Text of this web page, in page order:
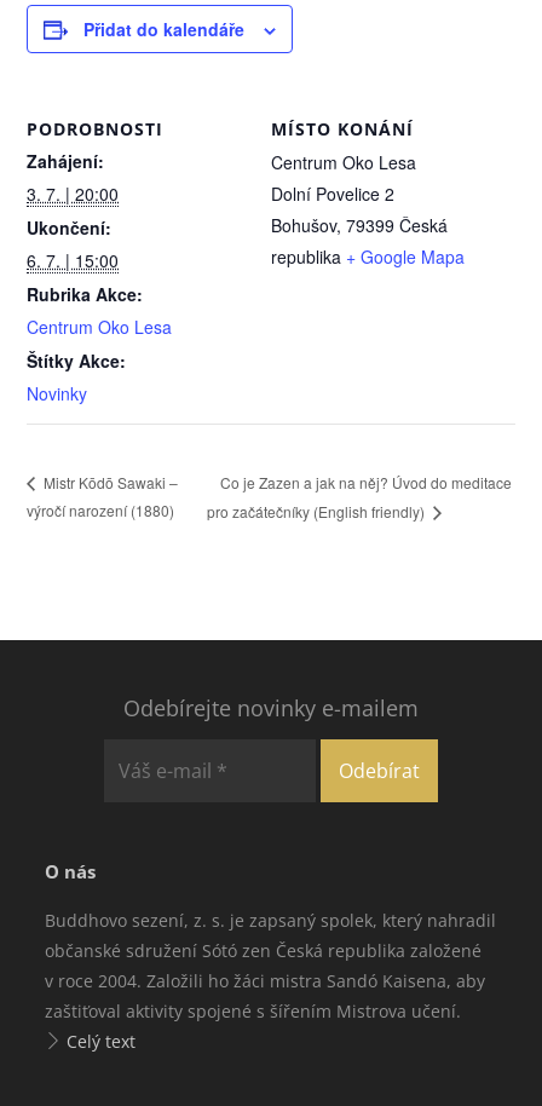
Přidat do kalendáře
PODROBNOSTI
Zahájení:
3. 7. | 20:00
Ukončení:
6. 7. | 15:00
Rubrika Akce:
Centrum Oko Lesa
Štítky Akce:
Novinky
MÍSTO KONÁNÍ
Centrum Oko Lesa
Dolní Povelice 2
Bohušov, 79399 Česká
republika + Google Mapa
Mistr Kōdō Sawaki –
výročí narození (1880)
Co je Zazen a jak na něj? Úvod do meditace
pro začátečníky (English friendly)
Odebírejte novinky e-mailem
O nás
Buddhovo sezení, z. s. je zapsaný spolek, který nahradil
občanské sdružení Sótó zen Česká republika založené
v roce 2004. Založili ho žáci mistra Sandó Kaisena, aby
zaštiťoval aktivity spojené s šířením Mistrova učení.
Celý text